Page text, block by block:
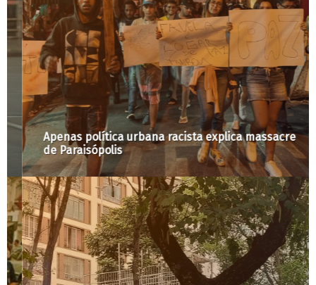
Apenas política urbana racista explica massacre
de Paraisópolis